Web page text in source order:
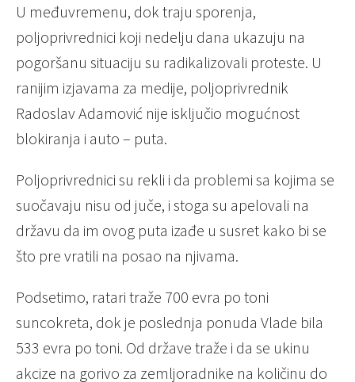
U međuvremenu, dok traju sporenja,
poljoprivrednici koji nedelju dana ukazuju na
pogoršanu situaciju su radikalizovali proteste. U
ranijim izjavama za medije, poljoprivrednik
Radoslav Adamović nije isključio mogućnost
blokiranja i auto – puta.
Poljoprivrednici su rekli i da problemi sa kojima se
suočavaju nisu od juče, i stoga su apelovali na
državu da im ovog puta izađe u susret kako bi se
što pre vratili na posao na njivama.
Podsetimo, ratari traže 700 evra po toni
suncokreta, dok je poslednja ponuda Vlade bila
533 evra po toni. Od države traže i da se ukinu
akcize na gorivo za zemljoradnike na količinu do